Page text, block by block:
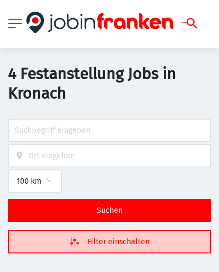
4 Festanstellung Jobs in
Kronach
Suchen
Filter einschalten